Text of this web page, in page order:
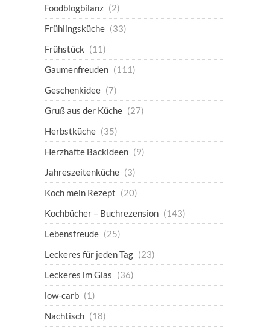
Foodblogbilanz (2)
Frühlingsküche (33)
Frühstück (11)
Gaumenfreuden (111)
Geschenkidee (7)
Gruß aus der Küche (27)
Herbstküche (35)
Herzhafte Backideen (9)
Jahreszeitenküche (3)
Koch mein Rezept (20)
Kochbücher – Buchrezension (143)
Lebensfreude (25)
Leckeres für jeden Tag (23)
Leckeres im Glas (36)
low-carb (1)
Nachtisch (18)